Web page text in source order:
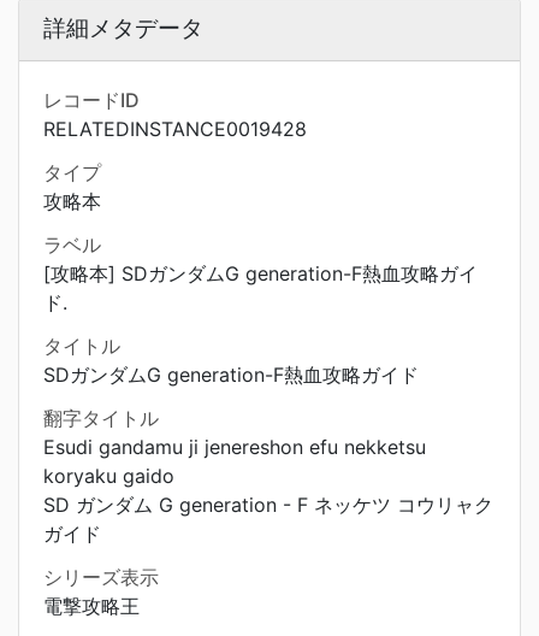
詳細メタデータ
レコードID
RELATEDINSTANCE0019428
タイプ
攻略本
ラベル
[攻略本] SDガンダムG generation-F熱血攻略ガイ
ド.
タイトル
SDガンダムG generation-F熱血攻略ガイド
翻字タイトル
Esudi gandamu ji jenereshon efu nekketsu
koryaku gaido
SD ガンダム G generation - F ネッケツ コウリャク
ガイド
シリーズ表示
電撃攻略王